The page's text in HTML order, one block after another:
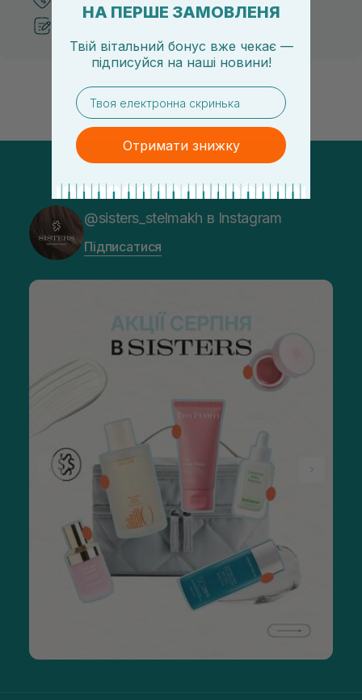
@sisters_stelmakh в Instagram
Підписатися
НА ПЕРШЕ ЗАМОВЛЕНЯ
Твій вітальний бонус вже чекає —
підписуйся на наші новини!
email
Отримати знижку